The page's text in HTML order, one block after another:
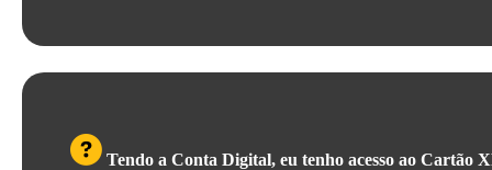
Tendo a Conta Digital, eu tenho acesso ao Cartão